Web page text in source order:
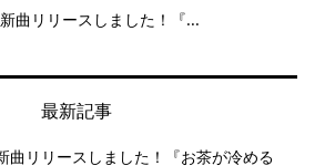
リリースしました！『...
最新記事
リリースしました！『お茶が冷める